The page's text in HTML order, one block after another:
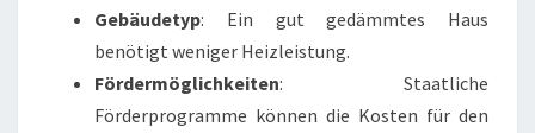
Gebäudetyp: Ein gut gedämmtes Haus
benötigt weniger Heizleistung.
Fördermöglichkeiten: Staatliche
Förderprogramme können die Kosten für den